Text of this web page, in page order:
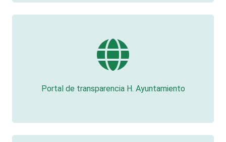
Portal de transparencia H. Ayuntamiento